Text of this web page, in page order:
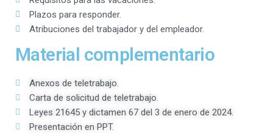
Plazos para responder.
Atribuciones del trabajador y del empleador.
Material complementario
Anexos de teletrabajo.
Carta de solicitud de teletrabajo.
Leyes 21645 y dictamen 67 del 3 de enero de 2024.
Presentación en PPT.